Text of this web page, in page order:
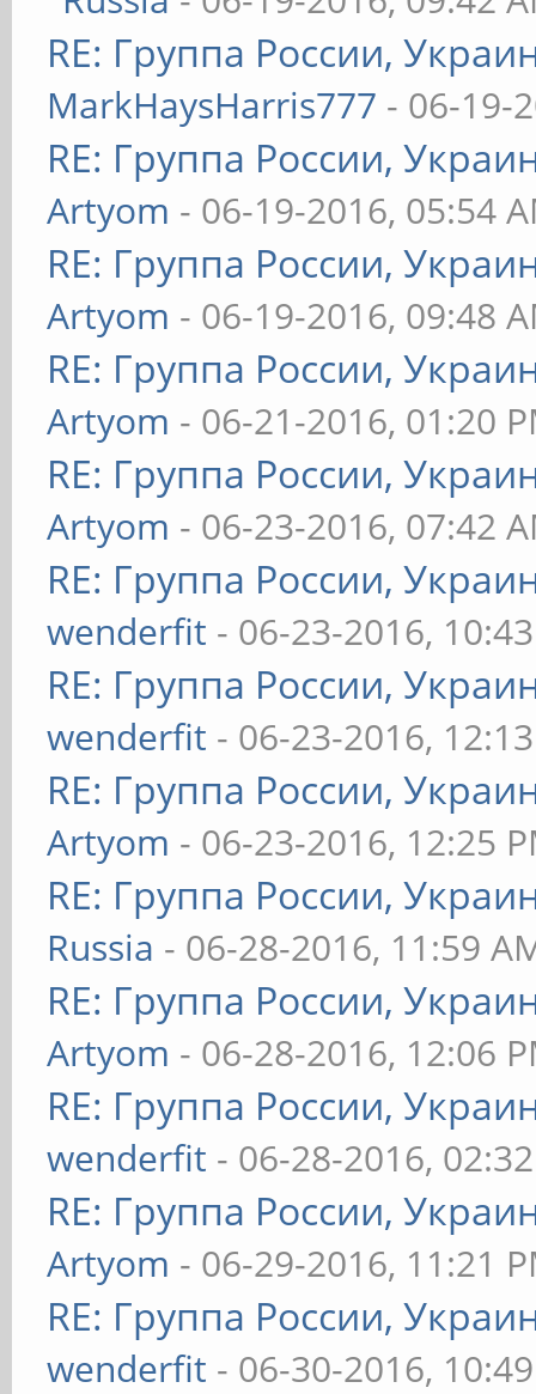
RE: Группа России,
MarkHaysHarris777 - 06-19-
RE: Группа России,
Artyom - 06-19-2016, 05:54
RE: Группа России,
Artyom - 06-19-2016, 09:48
RE: Группа России,
Artyom - 06-21-2016, 01:20
RE: Группа России,
Artyom - 06-23-2016, 07:42
RE: Группа России,
wenderfit - 06-23-2016,
RE: Группа России,
wenderfit - 06-23-2016,
RE: Группа России,
Artyom - 06-23-2016, 12:25
RE: Группа России,
Russia - 06-28-2016, 11:59
RE: Группа России,
Artyom - 06-28-2016, 12:06
RE: Группа России,
wenderfit - 06-28-2016,
RE: Группа России,
Artyom - 06-29-2016, 11:21
RE: Группа России,
wenderfit - 06-30-2016,